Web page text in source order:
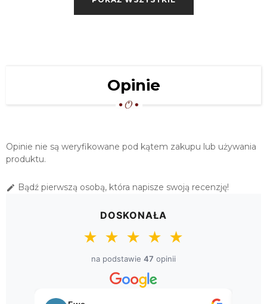
139,00 zł
169,00 zł
Opinie
Opinie nie są weryfikowane pod kątem zakupu lub używania
produktu.
 Bądź pierwszą osobą, która napisze swoją recenzję!
DOSKONAŁA
★ ★ ★ ★ ★
na podstawie 47 opinii